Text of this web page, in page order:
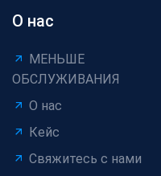
О нас
МЕНЬШЕ
ОБСЛУЖИВАНИЯ
О нас
Кейс
Свяжитесь с нами